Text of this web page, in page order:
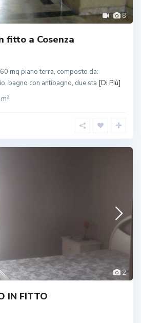
8
fitto a Cosenza
mq piano terra, composto da:
bagno con antibagno, due sta [Di Più]
2
2
IN FITTO